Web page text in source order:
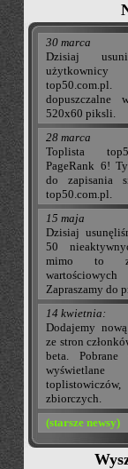
30 marca
Dzisiaj
użytkownicy
dopuszczalne
520x60 piksli.
28 marca
Toplista
PageRank 6!
do zapisania
top50.com.pl.
15 maja
Dzisiaj
50
mimo to
Zapraszamy do
14 kwietnia:
Dodajemy
ze stron
beta.
zbiorczych.
(starsze newsy)